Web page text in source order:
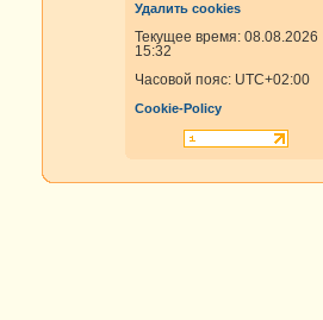
Удалить cookies
Текущее время: 08.08.2026
15:32
Часовой пояс: UTC+02:00
Cookie-Policy